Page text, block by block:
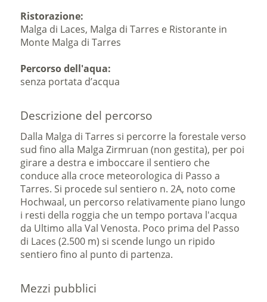
Ristorazione:
Malga di Laces, Malga di Tarres e Ristorante in
Monte Malga di Tarres
Percorso dell'aqua:
senza portata d’acqua
Descrizione del percorso
Dalla Malga di Tarres si percorre la forestale verso
sud fino alla Malga Zirmruan (non gestita), per poi
girare a destra e imboccare il sentiero che
conduce alla croce meteorologica di Passo a
Tarres. Si procede sul sentiero n. 2A, noto come
Hochwaal, un percorso relativamente piano lungo
i resti della roggia che un tempo portava l'acqua
da Ultimo alla Val Venosta. Poco prima del Passo
di Laces (2.500 m) si scende lungo un ripido
sentiero fino al punto di partenza.
Mezzi pubblici